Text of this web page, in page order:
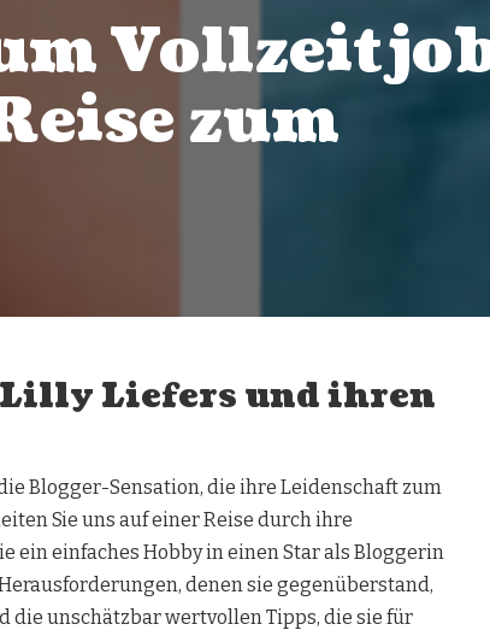
zum
Liefers und ihren
Blogger-Sensation, die ihre Leidenschaft zum
Sie uns auf einer Reise durch ihre
ein einfaches Hobby in einen Star als Bloggerin
denen sie gegenüberstand,
die unschätzbar wertvollen Tipps, die sie für